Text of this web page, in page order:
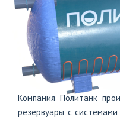
Очистка
бытовых
сточных
info@polytank.ru
Компания Политанк
резервуары с